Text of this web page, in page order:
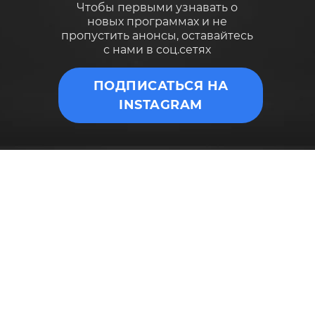
Чтобы первыми узнавать о
новых программах и не
пропустить анонсы, оставайтесь
с нами в соц.сетях
ПОДПИСАТЬСЯ НА
INSTAGRAM